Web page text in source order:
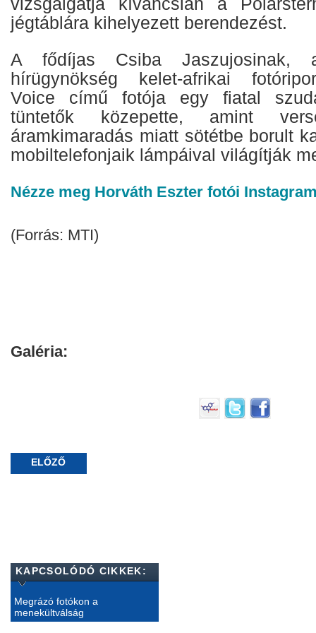
jégtáblára kihelyezett berendezést.
A fődíjas Csiba Jaszujosinak,
hírügynökség kelet-afrikai
Voice című fotója egy fiatal
tüntetők közepette, amint
áramkimaradás miatt sötétbe borult
mobiltelefonjaik lámpáival világítják
Nézze meg Horváth Eszter fotói
(Forrás: MTI)
Galéria:
ELŐZŐ
KAPCSOLÓDÓ CIKKEK:
Megrázó fotókon a
menekültválság